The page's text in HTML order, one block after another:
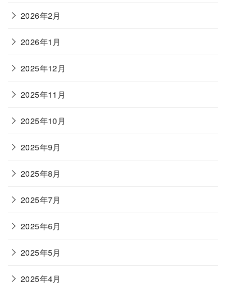
2026年2月
2026年1月
2025年12月
2025年11月
2025年10月
2025年9月
2025年8月
2025年7月
2025年6月
2025年5月
2025年4月